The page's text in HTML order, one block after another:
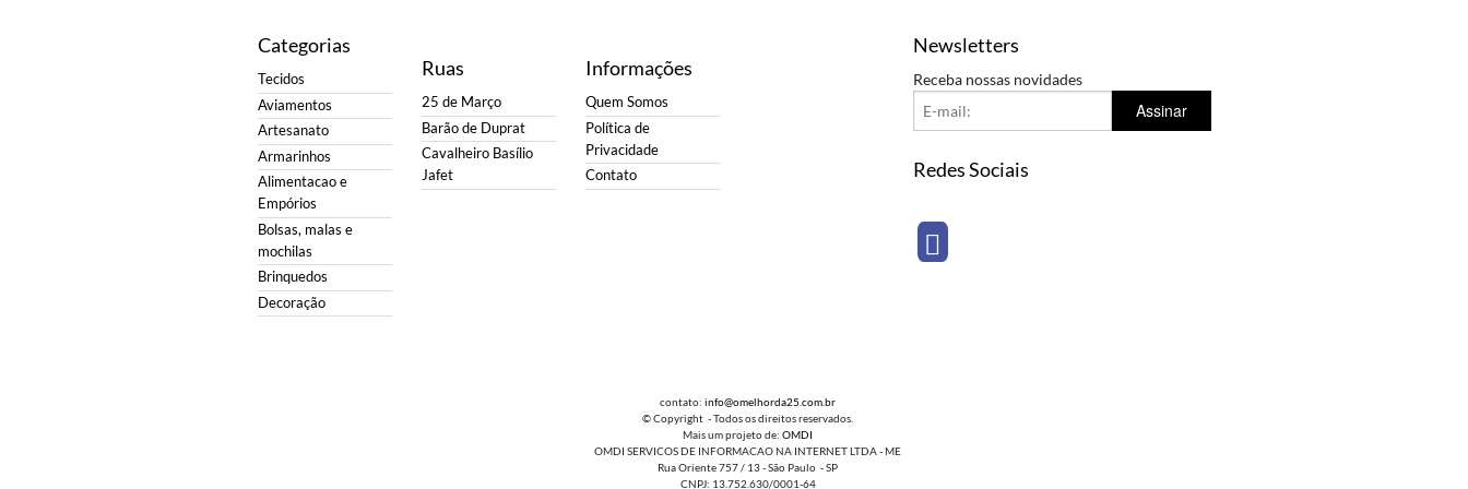
Categorias
Tecidos
Aviamentos
Artesanato
Armarinhos
Alimentacao e
Empórios
Bolsas, malas e
mochilas
Brinquedos
Decoração
Ruas
25 de Março
Barão de Duprat
Cavalheiro Basílio
Jafet
Informações
Quem Somos
Política de
Privacidade
Contato
Newsletters
Receba nossas novidades
Assinar
Redes Sociais
contato: info@omelhorda25.com.br
© Copyright - Todos os direitos reservados.
Mais um projeto de: OMDI
OMDI SERVICOS DE INFORMACAO NA INTERNET LTDA - ME
Rua Oriente 757 / 13 - São Paulo - SP
CNPJ: 13.752.630/0001-64